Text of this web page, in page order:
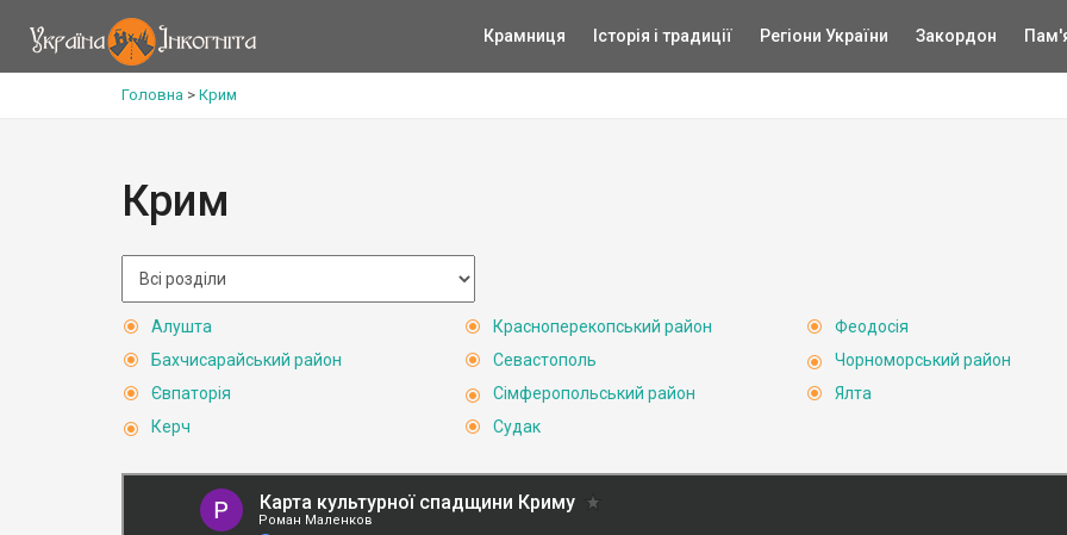
Крамниця Історія і традиції Регіони України Закордон
Головна > Крим
Крим
Алушта
Бахчисарайський район
Євпаторія
Керч
Красноперекопський район
Севастополь
Сімферопольський район
Судак
Феодосія
Чорноморський район
Ялта